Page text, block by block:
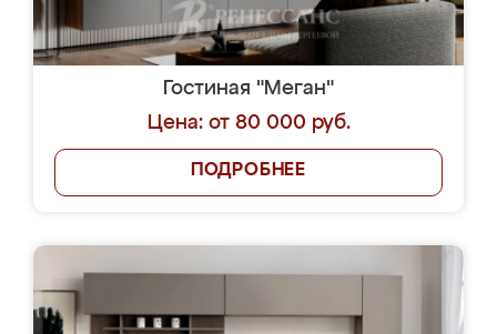
Гостиная "Меган"
Цена: от 80 000 руб.
ПОДРОБНЕЕ